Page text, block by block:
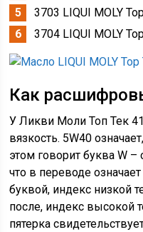
3703 LIQUI MOLY
3704 LIQUI MOLY
Как
У Ликви Моли Топ Тек
вязкость. 5W40
этом говорит буква W –
что в переводе
буквой, индекс низкой
после, индекс высокой
пятерка